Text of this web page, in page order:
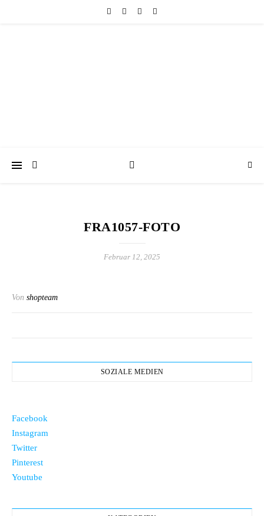
FRA1057-FOTO
Februar 12, 2025
Von shopteam
SOZIALE MEDIEN
Facebook
Instagram
Twitter
Pinterest
Youtube